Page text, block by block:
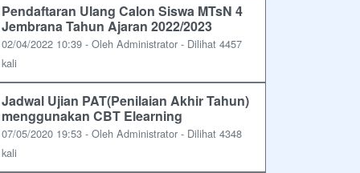
Pendaftaran Ulang Calon Siswa MTsN 4
Jembrana Tahun Ajaran 2022/2023
02/04/2022 10:39 - Oleh Administrator - Dilihat 4457
kali
Jadwal Ujian PAT(Penilaian Akhir Tahun)
menggunakan CBT Elearning
07/05/2020 19:53 - Oleh Administrator - Dilihat 4348
kali